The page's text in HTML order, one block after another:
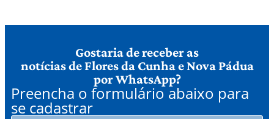
Gostaria de receber as
notícias de Flores da Cunha e Nova Pádua
por WhatsApp?
Preencha o formulário abaixo para
se cadastrar